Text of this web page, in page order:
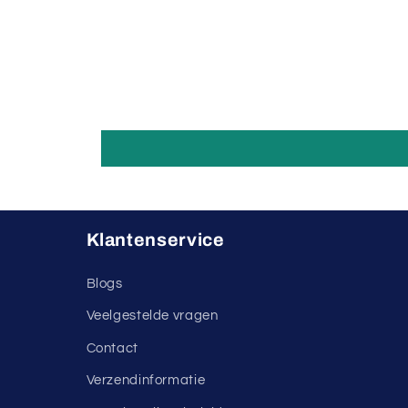
Klantenservice
Blogs
Veelgestelde vragen
Contact
Verzendinformatie